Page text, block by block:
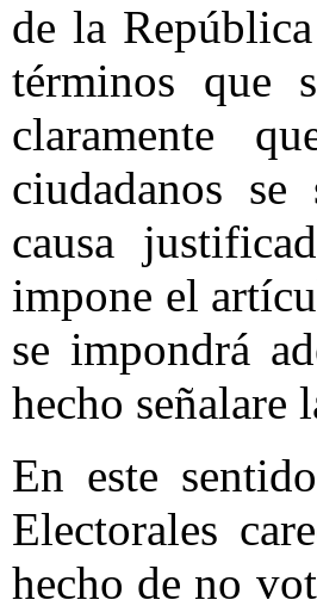
de la
términos que
claramente
ciudadanos
causa
impone el
se impondrá
hecho señalare
En este
Electorales
hecho de no